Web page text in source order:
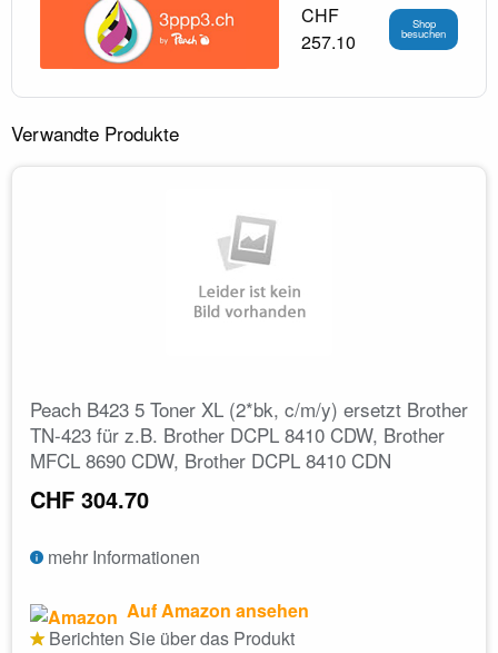
CHF
257.10
Shop
besuchen
Verwandte Produkte
Peach B423 5 Toner XL (2*bk, c/m/y) ersetzt Brother
TN-423 für z.B. Brother DCPL 8410 CDW, Brother
MFCL 8690 CDW, Brother DCPL 8410 CDN
CHF 304.70
mehr Informationen
Auf Amazon ansehen
Berichten Sie über das Produkt